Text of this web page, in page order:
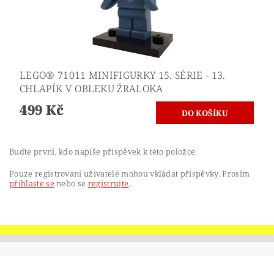
LEGO® 71011 MINIFIGURKY 15. SÉRIE - 13.
CHLAPÍK V OBLEKU ŽRALOKA
499 Kč
Buďte první, kdo napíše příspěvek k této položce.
Pouze registrovaní uživatelé mohou vkládat příspěvky. Prosím
přihlaste se nebo se registrujte.